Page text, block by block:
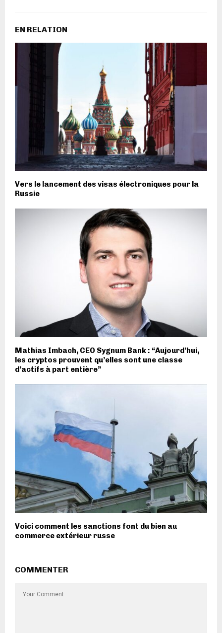
EN RELATION
Vers le lancement des visas électroniques pour la
Russie
Mathias Imbach, CEO Sygnum Bank : “Aujourd’hui,
les cryptos prouvent qu’elles sont une classe
d’actifs à part entière”
Voici comment les sanctions font du bien au
commerce extérieur russe
COMMENTER